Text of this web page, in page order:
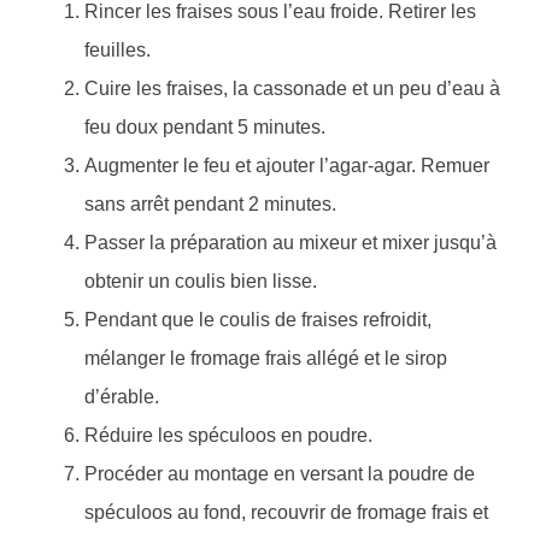
Rincer les fraises sous l’eau froide. Retirer les
feuilles.
Cuire les fraises, la cassonade et un peu d’eau à
feu doux pendant 5 minutes.
Augmenter le feu et ajouter l’agar-agar. Remuer
sans arrêt pendant 2 minutes.
Passer la préparation au mixeur et mixer jusqu’à
obtenir un coulis bien lisse.
Pendant que le coulis de fraises refroidit,
mélanger le fromage frais allégé et le sirop
d’érable.
Réduire les spéculoos en poudre.
Procéder au montage en versant la poudre de
spéculoos au fond, recouvrir de fromage frais et